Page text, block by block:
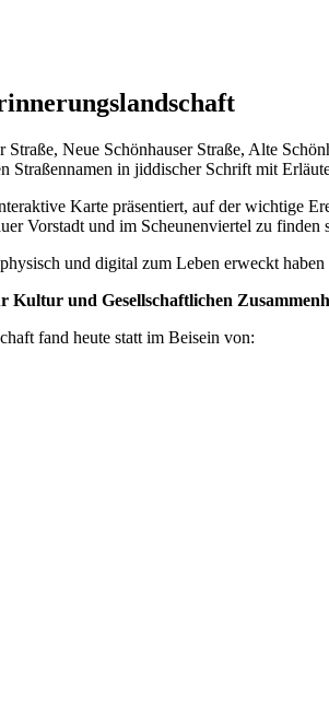
Neue Schönhauser Straße, Alte
in jiddischer Schrift mit
Karte präsentiert, auf der wichtige
Vorstadt und im Scheunenviertel zu
und digital zum Leben erweckt
Kultur und Gesellschaftlichen
fand heute statt im Beisein von: